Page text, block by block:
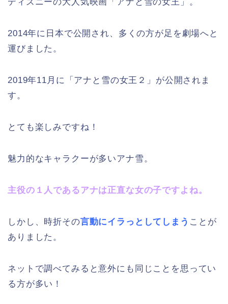
2014年に日本で公開され、多くの方が足を劇場へと
運びました。
2019年11月に「アナと雪の女王２」が公開されま
す。
とても楽しみですね！
魅力的なキャラクーが多いアナ雪。
主役の１人であるアナは正直な女の子ですよね。
しかし、時折その言動にイラっとしてしまう ことが
ありました。
ネットで調べてみると意外にも同じことを思ってい
る方が多い！